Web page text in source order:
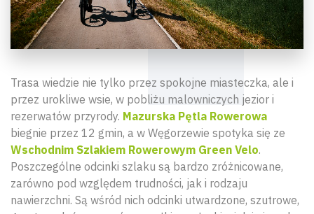
Trasa wiedzie nie tylko przez spokojne miasteczka, ale i
przez urokliwe wsie, w pobliżu malowniczych jezior i
rezerwatów przyrody. Mazurska Pętla Rowerowa
biegnie przez 12 gmin, a w Węgorzewie spotyka się ze
Wschodnim Szlakiem Rowerowym Green Velo.
Poszczególne odcinki szlaku są bardzo zróżnicowane,
zarówno pod względem trudności, jak i rodzaju
nawierzchni. Są wśród nich odcinki utwardzone, szutrowe,